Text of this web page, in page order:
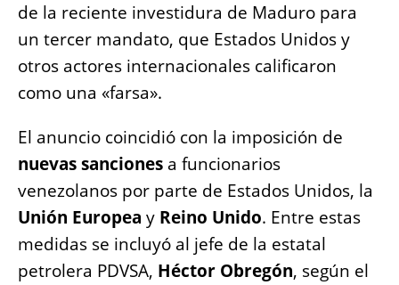
de la reciente investidura de Maduro para
un tercer mandato, que Estados Unidos y
otros actores internacionales calificaron
como una «farsa».
El anuncio coincidió con la imposición de
nuevas sanciones a funcionarios
venezolanos por parte de Estados Unidos, la
Unión Europea y Reino Unido. Entre estas
medidas se incluyó al jefe de la estatal
petrolera PDVSA, Héctor Obregón, según el